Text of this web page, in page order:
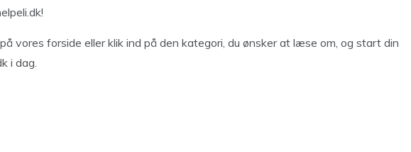
vores forside eller klik ind på den kategori, du ønsker at læse om, og start din
i dag.